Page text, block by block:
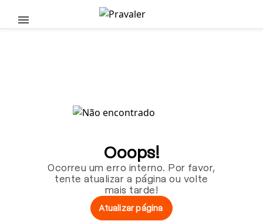
Pular para o conteúdo principal
Ooops!
Ocorreu um erro interno. Por favor,
tente atualizar a página ou volte
mais tarde!
Atualizar página